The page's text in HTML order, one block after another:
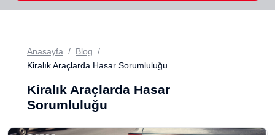
Anasayfa
Blog
Kiralık Araçlarda Hasar Sorumluluğu
Kiralık Araçlarda Hasar
Sorumluluğu